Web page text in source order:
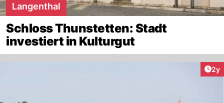
Langenthal
Schloss Thunstetten: Stadt
investiert in Kulturgut
2y